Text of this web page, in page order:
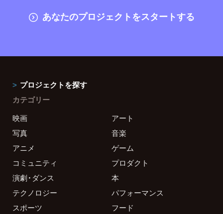
あなたのプロジェクトをスタートする
プロジェクトを探す
カテゴリー
映画
アート
写真
音楽
アニメ
ゲーム
コミュニティ
プロダクト
演劇・ダンス
本
テクノロジー
パフォーマンス
スポーツ
フード